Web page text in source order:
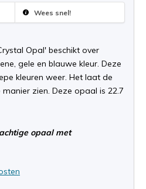
Wees snel!
Opal' beschikt over
gele en blauwe kleur. Deze
kleuren weer. Het laat de
zien. Deze opaal is 22.7
opaal met